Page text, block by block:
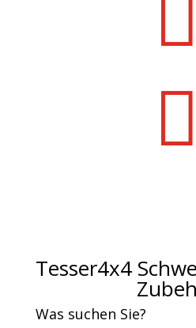


Tesser4x4
Was suchen Sie?